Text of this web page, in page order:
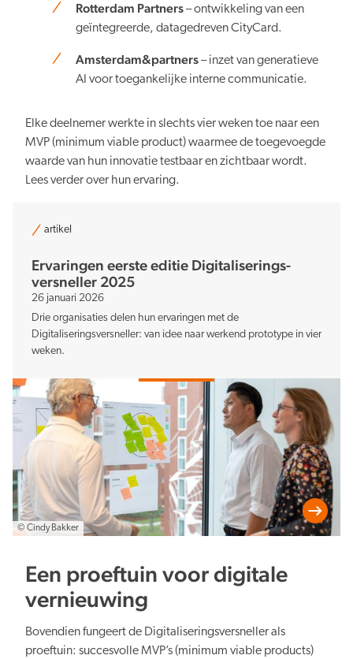
Lusten en lasten in balans
Kennis en data
Rotterdam Partners– ontwikkeling van een
geïntegreerde, datagedreven CityCard.
Amsterdam&partners– inzet van generatieve
AI voor toegankelijke interne communicatie.
Elke deelnemer werkte in slechts vier weken toe naar een
MVP (minimum viable product) waarmee de toegevoegde
waarde van hun innovatie testbaar en zichtbaar wordt.
Lees verder over hun ervaring.
© Cindy Bakker
artikel
Ervaringen eerste editie Digitaliserings­
versneller 2025
26 januari 2026
Drie organisaties delen hun ervaringen met de
Digitaliseringsversneller: van idee naar werkend prototype in vier
weken.
Een proeftuin voor digitale
vernieuwing
Bovendien fungeert de Digitaliseringsversneller als
proeftuin: succesvolle MVP’s (minimum viable products)